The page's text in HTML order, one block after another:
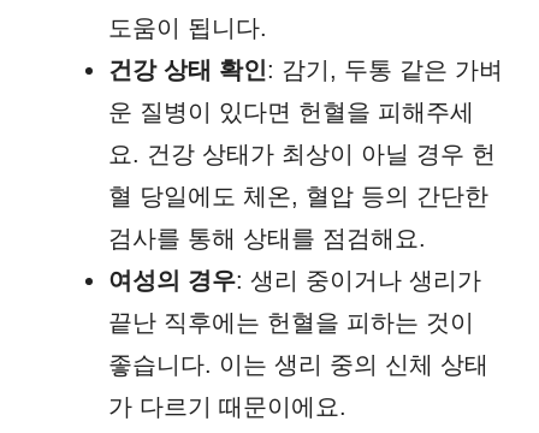
도움이 됩니다.
건강 상태 확인: 감기, 두통 같은 가벼
운 질병이 있다면 헌혈을 피해주세
요. 건강 상태가 최상이 아닐 경우 헌
혈 당일에도 체온, 혈압 등의 간단한
검사를 통해 상태를 점검해요.
여성의 경우: 생리 중이거나 생리가
끝난 직후에는 헌혈을 피하는 것이
좋습니다. 이는 생리 중의 신체 상태
가 다르기 때문이에요.